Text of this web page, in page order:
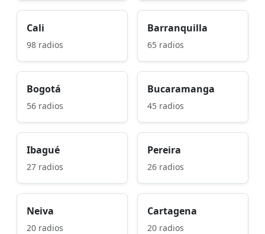
Cali
98 radios
Barranquilla
65 radios
Bogotá
56 radios
Bucaramanga
45 radios
Ibagué
27 radios
Pereira
26 radios
Neiva
20 radios
Cartagena
20 radios